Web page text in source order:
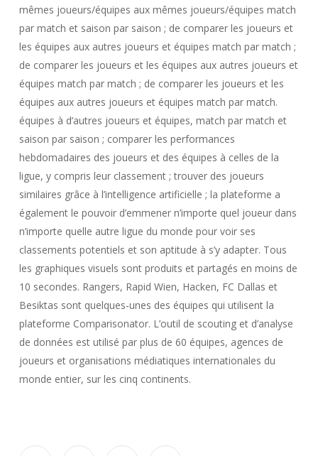
mêmes joueurs/équipes aux mêmes joueurs/équipes match
par match et saison par saison ; de comparer les joueurs et
les équipes aux autres joueurs et équipes match par match ;
de comparer les joueurs et les équipes aux autres joueurs et
équipes match par match ; de comparer les joueurs et les
équipes aux autres joueurs et équipes match par match.
équipes à d’autres joueurs et équipes, match par match et
saison par saison ; comparer les performances
hebdomadaires des joueurs et des équipes à celles de la
ligue, y compris leur classement ; trouver des joueurs
similaires grâce à l’intelligence artificielle ; la plateforme a
également le pouvoir d’emmener n’importe quel joueur dans
n’importe quelle autre ligue du monde pour voir ses
classements potentiels et son aptitude à s’y adapter. Tous
les graphiques visuels sont produits et partagés en moins de
10 secondes. Rangers, Rapid Wien, Hacken, FC Dallas et
Besiktas sont quelques-unes des équipes qui utilisent la
plateforme Comparisonator. L’outil de scouting et d’analyse
de données est utilisé par plus de 60 équipes, agences de
joueurs et organisations médiatiques internationales du
monde entier, sur les cinq continents.